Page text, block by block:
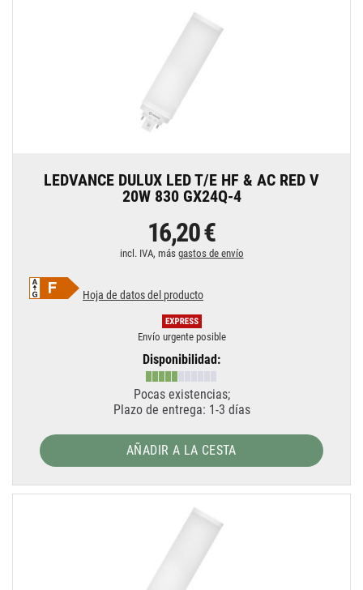
LEDVANCE DULUX LED T/E HF & AC RED V
20W 830 GX24Q-4
16,20 €
incl. IVA, más gastos de envío
Hoja de datos del producto
Envío urgente posible
Disponibilidad:
Pocas existencias;
Plazo de entrega: 1-3 días
AÑADIR A LA CESTA